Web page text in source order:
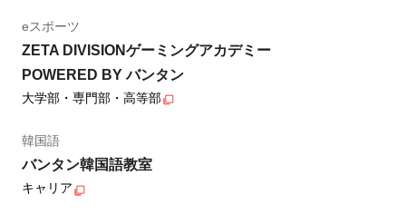
eスポーツ
ZETA DIVISIONゲーミングアカデミー
POWERED BY バンタン
大学部・専門部・高等部
韓国語
バンタン韓国語教室
キャリア